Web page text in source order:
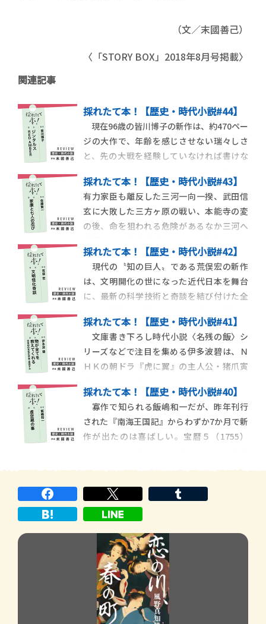
（文／末國善己）
〈「STORY BOX」2018年8月号掲載〉
関連記事
採れたて本！【歴史・時代小説#44】
現在96歳の皆川博子の新作は、約470ペー
ジの大作で、年齢を感じさせない瑞々しさ
と、先の大戦を経験していなければ書けな
る。バルト海周辺に着目し第34回紫式部文
学賞を受賞した『風配図 WIND ROSE』と舞
台の一部が重なっており、著者の興味がヨー
ロッパの中心ではない北方にあることがう
採れたて本！【歴史・時代小説#43】
有力家臣も離反した三河一向一揆、武田信
玄に大敗した三方ヶ原の戦い、本能寺の変
の後、命を狙われる危険があるなか三河へ
危機とされている。初の時代小説『釣り
侍』を刊行したばかりの佐藤賢一の新作
は、神君伊賀越えを独自の歴史解釈と忍者
アクションで描いている。安土城に潜入し
た伊賀忍びの山一は、
採れたて本！【歴史・時代小説#42】
現代の〝知の巨人〟である荒俣宏の新作
は、文明開化の世になった近代日本を舞台
に、最新の科学技術と奇談を結び付けた全
者たちが経験した奇談を語る百物語形式で
進んでいく。そのため、新聞の記事は文語
体で書くべきか、言文一致体で書かれるべ
きかの議論や、政治記事中心の東京と文化
娯楽記事も多い大阪
採れたて本！【歴史・時代小説#41】
文庫書き下ろし時代小説〈名残の飯〉シ
リーズなどで注目を集める伊多波碧は、Ｎ
ＨＫの朝ドラ『虎に翼』の主人公・猪爪寅
淵嘉子を主人公にした『裁判官 三淵嘉子の
生涯』など、時代を切り開いた女性を題材
にした歴史小説も発表している。その新作
は、日本初の女性帝大生の１人で、植物色
採れたて本！【歴史・時代小説#40】
寡作で知られる飯嶋和一だが、昨年刊行
された『南海王国記』からわずか7か月で新
作が出たのは喜ばしい。宝暦５（1755）
籠に駆け寄り、藩主の圧政を訴える駕籠訴
を実行する。訴状は正式に受理され、北町